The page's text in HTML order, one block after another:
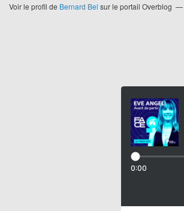
Voir le profil de Bernard Bel sur le portail Overblog
0:00